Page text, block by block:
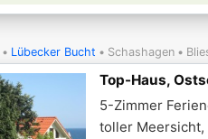
Lübecker Bucht Schashagen
Top-Haus,
5-Zimmer
toller Meersicht,